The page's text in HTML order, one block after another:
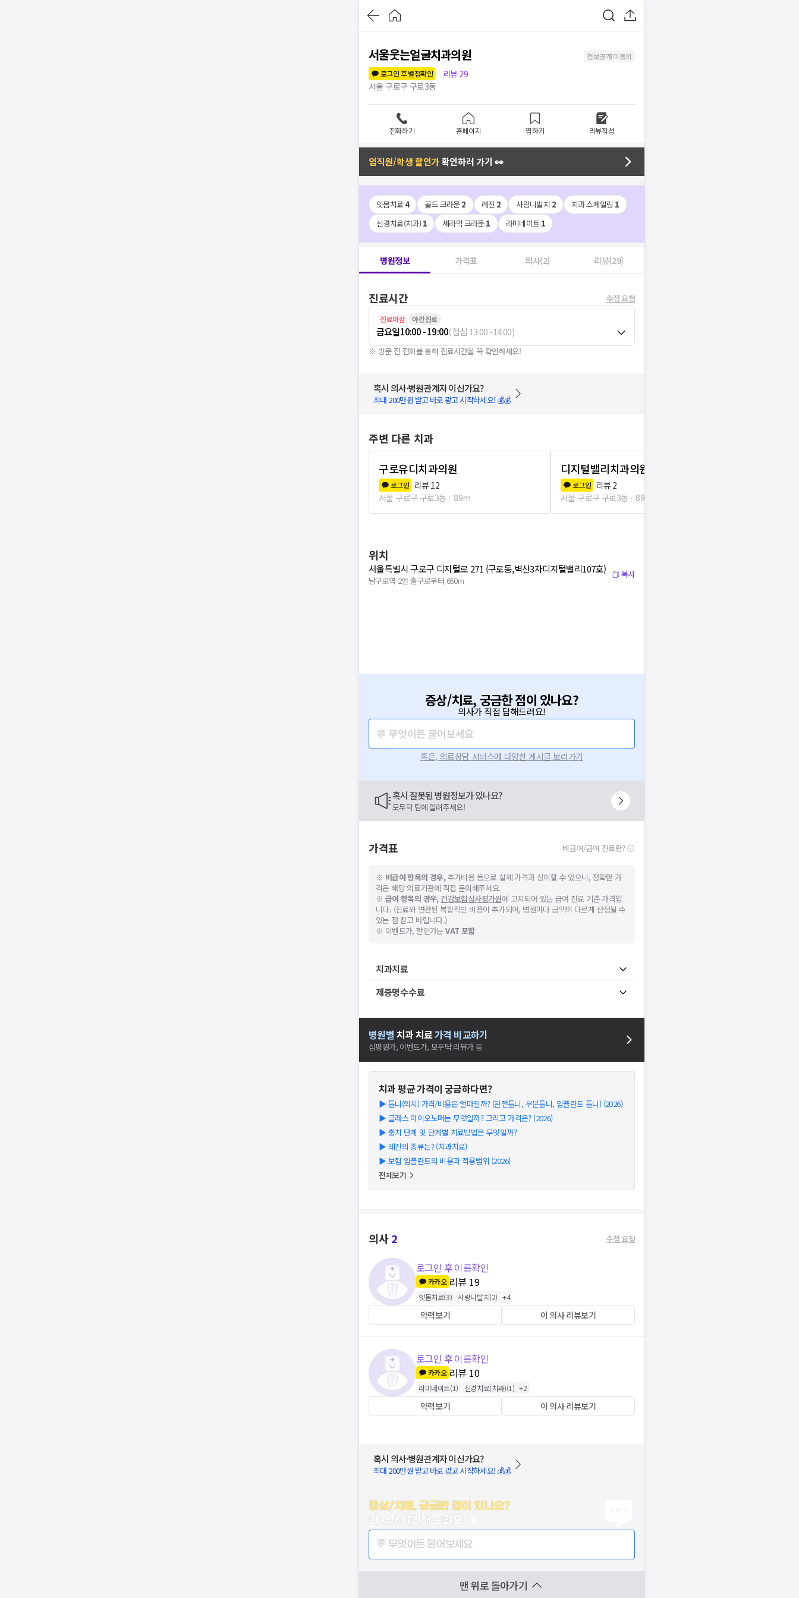
서울웃는얼굴치과의원
정보공개 미동의
로그인 후 별점확인
리뷰 29
서울 구로구 구로3동
전화하기 홈페이지 찜하기 리뷰작성
임직원/학생 할인가확인하러 가기 👀
잇몸치료 4 골드 크라운2 레진 2 사랑니발치 2 치과 스케일링 1
신경치료(치과)1 세라믹 크라운1 라미네이트 1
병원정보 가격표 의사(2) 리뷰(29)
진료시간 수정 요청
진료마감 야간진료
금요일10:00 - 19:00(점심 13:00-14:00)
※ 방문 전 전화를 통해 진료시간을 꼭 확인하세요!
혹시 의사·병원관계자 이신가요?
최대 200만원 받고 바로 광고 시작하세요! 💰💰
주변 다른 치과
구로유디치과의원
로그인 리뷰 12
서울 구로구 구로3동
89m
디지털밸리치과의원
로그인 리뷰 2
서울 구로구 구로3동
89m
위치
서울특별시 구로구 디지털로 271 (구로동,벽산3차디지털밸리107호)
남구로역 2번 출구로부터 650m
복사
증상/치료, 궁금한 점이 있나요?
의사가 직접 답해드려요!
💬 무엇이든 물어보세요
혹은, 의료상담 서비스에 다양한 게시글 보러가기
혹시 잘못된 병원정보가 있나요?
모두닥 팀에 알려주세요!
가격표 비급여/급여 진료란?
※ 비급여 항목의 경우,추가비용 등으로 실제 가격과 상이할 수 있으니, 정확한 가
격은 해당 의료기관에 직접 문의해주세요.
※ 급여 항목의 경우, 건강보험심사평가원에 고지되어 있는 급여 진료 기준 가격입
니다. (진료와 연관된 복합적인 비용이 추가되어, 병원마다 금액이 다르게 산정될 수
있는 점 참고 바랍니다.)
※ 이벤트가, 할인가는VAT 포함
치과치료
제증명수수료
병원별 치과치료가격 비교하기
심평원가, 이벤트가, 모두닥 리뷰가 등
치과평균 가격이 궁금하다면?
▶ 틀니(의치) 가격/비용은 얼마일까? (완전틀니, 부분틀니, 임플란트 틀니) (2026)
▶ 글래스 아이오노머는 무엇일까? 그리고 가격은? (2026)
▶ 충치 단계 및 단계별 치료방법은 무엇일까?
▶ 레진의 종류는? (치과치료)
▶ 보험 임플란트의 비용과 적용범위 (2026)
전체보기
의사2 수정 요청
로그인 후 이름확인
카카오 리뷰 19
잇몸치료(3) 사랑니발치(2) +4
약력보기 이 의사 리뷰보기
로그인 후 이름확인
카카오 리뷰 10
라미네이트(1) 신경치료(치과)(1) +2
약력보기 이 의사 리뷰보기
혹시 의사·병원관계자 이신가요?
최대 200만원 받고 바로 광고 시작하세요! 💰💰
증상/치료, 궁금한 점이 있나요?
의사가 답변해 드려요!
💬 무엇이든 물어보세요
맨 위로 돌아가기